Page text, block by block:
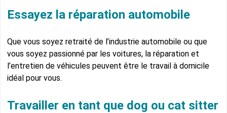
Essayez la réparation automobile
Que vous soyez retraité de l’industrie automobile ou que
vous soyez passionné par les voitures, la réparation et
l’entretien de véhicules peuvent être le travail à domicile
idéal pour vous.
Travailler en tant que dog ou cat sitter